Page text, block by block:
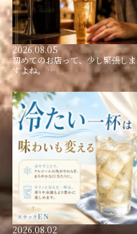
2026.08.05
初めてのお店って、少し緊張しま
すよね。 …
2026.08.02